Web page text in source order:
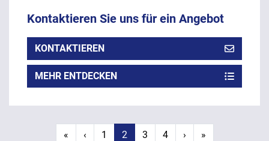
Kontaktieren Sie uns für ein Angebot
KONTAKTIEREN
MEHR ENTDECKEN
« ‹ 1 2 3 4 › »